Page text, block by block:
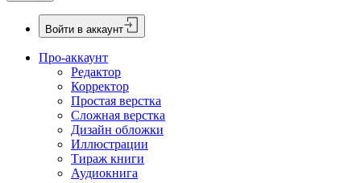
Войти в аккаунт
Про-аккаунт
Редактор
Корректор
Простая верстка
Сложная верстка
Дизайн обложки
Иллюстрации
Тираж книги
Аудиокнига